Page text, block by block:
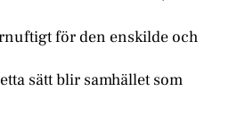
för den enskilde och
sätt blir samhället som